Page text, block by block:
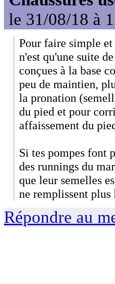
le 31/08/18 à
Pour faire simple
n'est qu'une suite
conçues à la base
peu de maintien,
la pronation
du pied et pour
affaissement du
Si tes pompes font
des runnings du
que leur semelles
ne remplissent
Répondre au